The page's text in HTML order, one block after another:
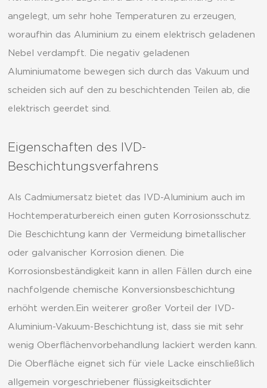
angelegt, um sehr hohe Temperaturen zu erzeugen,
woraufhin das Aluminium zu einem elektrisch geladenen
Nebel verdampft. Die negativ geladenen
Aluminiumatome bewegen sich durch das Vakuum und
scheiden sich auf den zu beschichtenden Teilen ab, die
elektrisch geerdet sind.
Eigenschaften des IVD-
Beschichtungsverfahrens
Als Cadmiumersatz bietet das IVD-Aluminium auch im
Hochtemperaturbereich einen guten Korrosionsschutz.
Die Beschichtung kann der Vermeidung bimetallischer
oder galvanischer Korrosion dienen. Die
Korrosionsbeständigkeit kann in allen Fällen durch eine
nachfolgende chemische Konversionsbeschichtung
erhöht werden.Ein weiterer großer Vorteil der IVD-
Aluminium-Vakuum-Beschichtung ist, dass sie mit sehr
wenig Oberflächenvorbehandlung lackiert werden kann.
Die Oberfläche eignet sich für viele Lacke einschließlich
allgemein vorgeschriebener flüssigkeitsdichter